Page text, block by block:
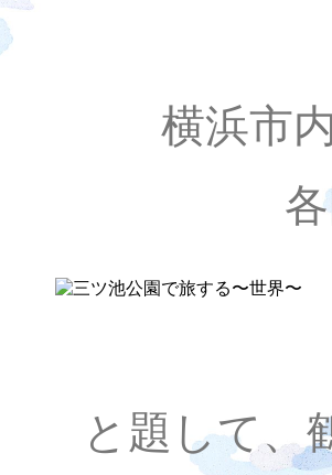
横浜市
と題して、